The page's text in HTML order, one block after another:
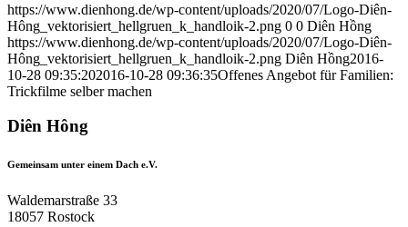
https://www.dienhong.de/wp-content/uploads/2020/07/Logo-Diên-
Hông_vektorisiert_hellgruen_k_handloik-2.png 0 0 Diên Hồng
https://www.dienhong.de/wp-content/uploads/2020/07/Logo-Diên-
Hông_vektorisiert_hellgruen_k_handloik-2.png Diên Hồng2016-
10-28 09:35:202016-10-28 09:36:35Offenes Angebot für Familien:
Trickfilme selber machen
Diên Hông
Gemeinsam unter einem Dach e.V.
Waldemarstraße 33
18057 Rostock